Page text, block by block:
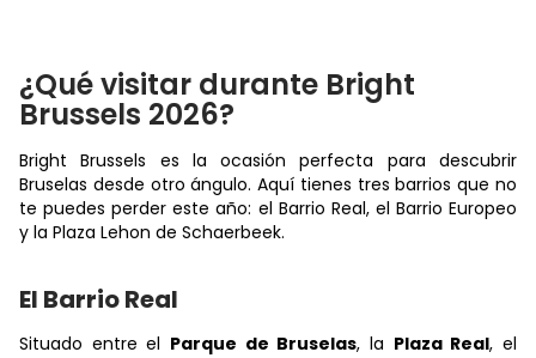
¿Qué visitar durante Bright
Brussels 2026?
Bright Brussels es la ocasión perfecta para descubrir
Bruselas desde otro ángulo. Aquí tienes tres barrios que no
te puedes perder este año: el Barrio Real, el Barrio Europeo
y la Plaza Lehon de Schaerbeek.
El Barrio Real
Situado entre el Parque de Bruselas, la Plaza Real, el